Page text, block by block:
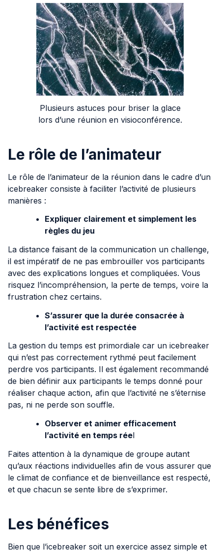
Plusieurs astuces pour briser la glace
lors d’une réunion en visioconférence.
Le rôle de l’animateur
Le rôle de l’animateur de la réunion dans le cadre d’un
icebreaker consiste à faciliter l’activité de plusieurs
manières :
Expliquer clairement et simplement les
règles du jeu
La distance faisant de la communication un challenge,
il est impératif de ne pas embrouiller vos participants
avec des explications longues et compliquées. Vous
risquez l’incompréhension, la perte de temps, voire la
frustration chez certains.
S’assurer que la durée consacrée à
l’activité est respectée
La gestion du temps est primordiale car un icebreaker
qui n’est pas correctement rythmé peut facilement
perdre vos participants. Il est également recommandé
de bien définir aux participants le temps donné pour
réaliser chaque action, afin que l’activité ne s’éternise
pas, ni ne perde son souffle.
Observer et animer efficacement
l’activité en temps réel
Faites attention à la dynamique de groupe autant
qu’aux réactions individuelles afin de vous assurer que
le climat de confiance et de bienveillance est respecté,
et que chacun se sente libre de s’exprimer.
Les bénéfices
Bien que l’icebreaker soit un exercice assez simple et